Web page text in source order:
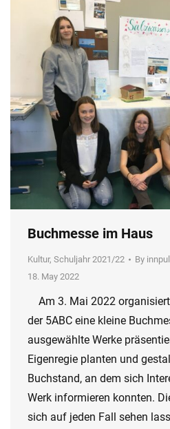
Buchmesse im Haus
Kultur, Schuljahr 2021/22 By
18. May 2022
Am 3. Mai 2022
der 5ABC eine kleine
ausgewählte Werke
Eigenregie planten und
Buchstand, an dem sich
Werk informieren konnten.
sich auf jeden Fall sehen